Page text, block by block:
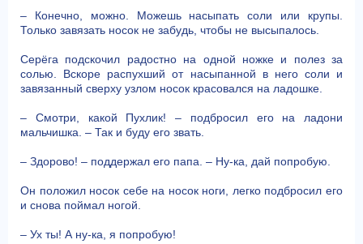
– Конечно, можно. Можешь насыпать соли или крупы.
Только завязать носок не забудь, чтобы не высыпалось.
Серёга подскочил радостно на одной ножке и полез за
солью. Вскоре распухший от насыпанной в него соли и
завязанный сверху узлом носок красовался на ладошке.
– Смотри, какой Пухлик! – подбросил его на ладони
мальчишка. – Так и буду его звать.
– Здорово! – поддержал его папа. – Ну-ка, дай попробую.
Он положил носок себе на носок ноги, легко подбросил его
и снова поймал ногой.
– Ух ты! А ну-ка, я попробую!